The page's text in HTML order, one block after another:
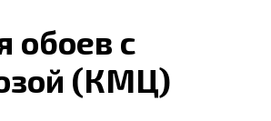
обоев с
(КМЦ)